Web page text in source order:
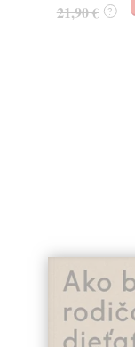
21,90 € ?